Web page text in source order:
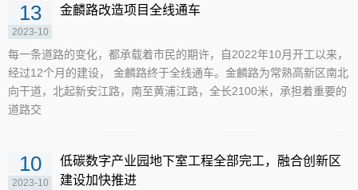
13
2023-10
金麟路改造项目全线通车
每一条道路的变化，都承载着市民的期许，自2022年10月开工以来，
经过12个月的建设， 金麟路终于全线通车。金麟路为常熟高新区南北
向干道，北起新安江路，南至黄浦江路，全长2100米，承担着重要的
道路交
10
2023-10
低碳数字产业园地下室工程全部完工，融合创新区
建设加快推进